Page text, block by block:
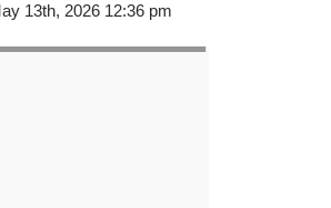
13th, 2026 12:36 pm